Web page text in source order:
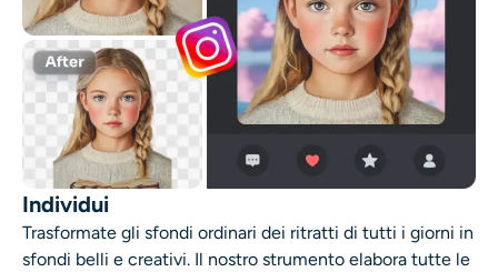
Individui
Trasformate gli sfondi ordinari dei ritratti di tutti i giorni in
sfondi belli e creativi. Il nostro strumento elabora tutte le